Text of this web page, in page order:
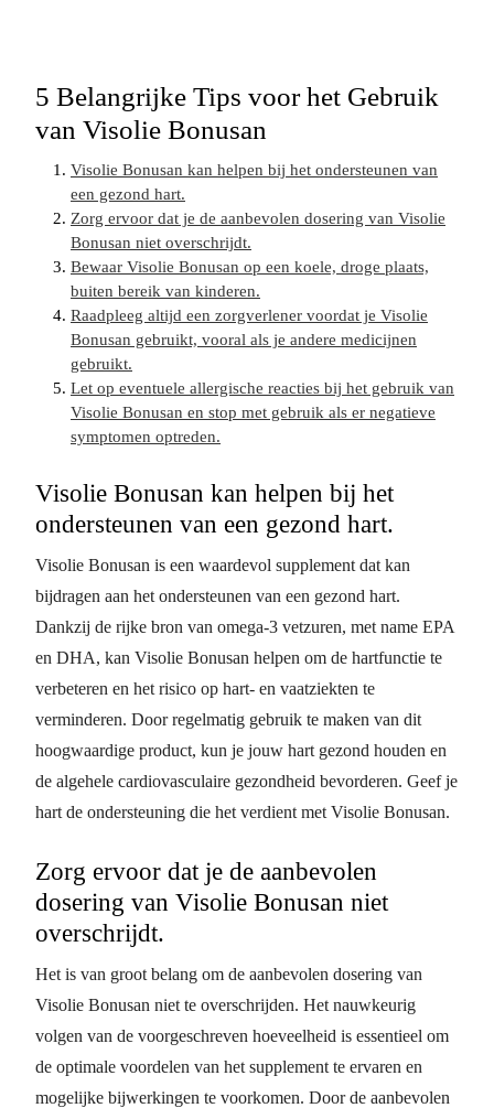
5 Belangrijke Tips voor het Gebruik
van Visolie Bonusan
Visolie Bonusan kan helpen bij het ondersteunen van
een gezond hart.
Zorg ervoor dat je de aanbevolen dosering van Visolie
Bonusan niet overschrijdt.
Bewaar Visolie Bonusan op een koele, droge plaats,
buiten bereik van kinderen.
Raadpleeg altijd een zorgverlener voordat je Visolie
Bonusan gebruikt, vooral als je andere medicijnen
gebruikt.
Let op eventuele allergische reacties bij het gebruik van
Visolie Bonusan en stop met gebruik als er negatieve
symptomen optreden.
Visolie Bonusan kan helpen bij het
ondersteunen van een gezond hart.
Visolie Bonusan is een waardevol supplement dat kan
bijdragen aan het ondersteunen van een gezond hart.
Dankzij de rijke bron van omega-3 vetzuren, met name EPA
en DHA, kan Visolie Bonusan helpen om de hartfunctie te
verbeteren en het risico op hart- en vaatziekten te
verminderen. Door regelmatig gebruik te maken van dit
hoogwaardige product, kun je jouw hart gezond houden en
de algehele cardiovasculaire gezondheid bevorderen. Geef je
hart de ondersteuning die het verdient met Visolie Bonusan.
Zorg ervoor dat je de aanbevolen
dosering van Visolie Bonusan niet
overschrijdt.
Het is van groot belang om de aanbevolen dosering van
Visolie Bonusan niet te overschrijden. Het nauwkeurig
volgen van de voorgeschreven hoeveelheid is essentieel om
de optimale voordelen van het supplement te ervaren en
mogelijke bijwerkingen te voorkomen. Door de aanbevolen